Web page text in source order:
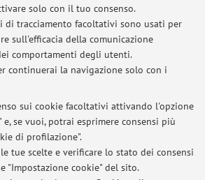
solo con il tuo consenso.
di tracciamento facoltativi sono usati per
sull'efficacia della comunicazione
comportamenti degli utenti.
continuerai la navigazione solo con i
sui cookie facoltativi attivando l'opzione
e, se vuoi, potrai esprimere consensi più
di profilazione".
tue scelte e verificare lo stato dei consensi
"Impostazione cookie" del sito.
Ultimi avvisi
ALIMENTARI -13 LUGLIO 2026